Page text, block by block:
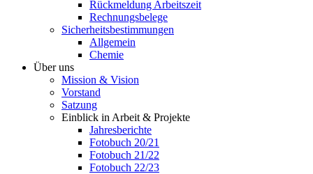
Rückmeldung Arbeitszeit
Rechnungsbelege
Sicherheitsbestimmungen
Allgemein
Chemie
Über uns
Mission & Vision
Vorstand
Satzung
Einblick in Arbeit & Projekte
Jahresberichte
Fotobuch 20/21
Fotobuch 21/22
Fotobuch 22/23